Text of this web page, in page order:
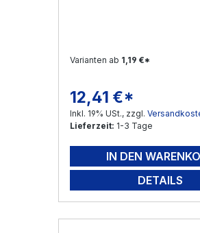
Varianten ab 1,19 €*
Regulärer Preis:
12,41 €*
Inkl. 19% USt., zzgl.
Lieferzeit: 1-3 Tage
IN DEN
DETAILS